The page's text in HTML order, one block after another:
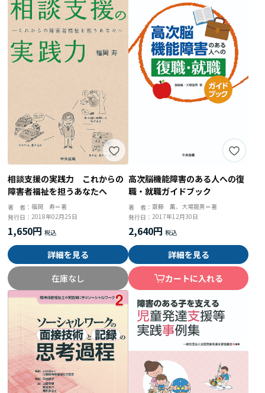
相談支援の実践力 これからの
障害者福祉を担うあなたへ
著 者：福岡 寿＝著
発行日：2018年02月25日
1,650円
詳細を見る
在庫なし
高次脳機能障害のある人への復
職・就職ガイドブック
著 者： 齋藤 薫、大場龍男＝著
発行日： 2017年12月30日
2,640円
詳細を見る
カートに入れる